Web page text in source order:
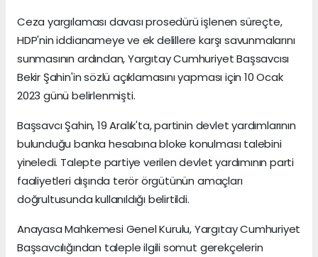
Ceza yargılaması davası prosedürü işlenen süreçte,
HDP'nin iddianameye ve ek delillere karşı savunmalarını
sunmasının ardından, Yargıtay Cumhuriyet Başsavcısı
Bekir Şahin'in sözlü açıklamasını yapması için 10 Ocak
2023 günü belirlenmişti.
Başsavcı Şahin, 19 Aralık'ta, partinin devlet yardımlarının
bulunduğu banka hesabına bloke konulması talebini
yineledi. Talepte partiye verilen devlet yardımının parti
faaliyetleri dışında terör örgütünün amaçları
doğrultusunda kullanıldığı belirtildi.
Anayasa Mahkemesi Genel Kurulu, Yargıtay Cumhuriyet
Başsavcılığından taleple ilgili somut gerekçelerin